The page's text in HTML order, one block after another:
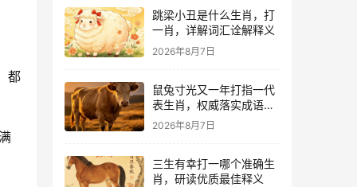
都
跳梁小丑是什么生肖，打
一肖，详解词汇诠解释义
2026年8月7日
鼠兔寸光又一年打指一代
表生肖，权威落实成语诠
解
2026年8月7日
三生有幸打一哪个准确生
肖，研读优质最佳释义